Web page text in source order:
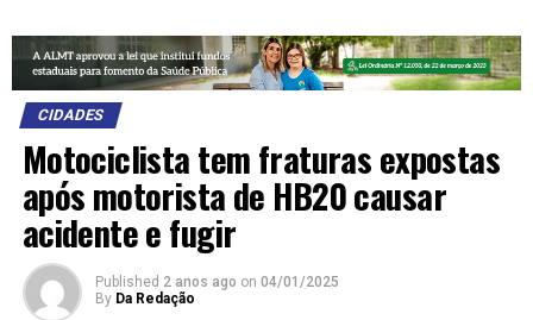
CIDADES
Motociclista tem fraturas expostas
após motorista de HB20 causar
acidente e fugir
Published 2 anos ago on 04/01/2025
By Da Redação